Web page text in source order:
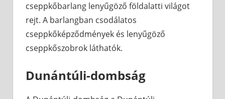
cseppkőbarlang lenyűgöző földalatti világot
rejt. A barlangban csodálatos
cseppkőképződmények és lenyűgöző
cseppkőszobrok láthatók.
Dunántúli-dombság